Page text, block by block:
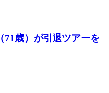
71歳）が引退ツアーを